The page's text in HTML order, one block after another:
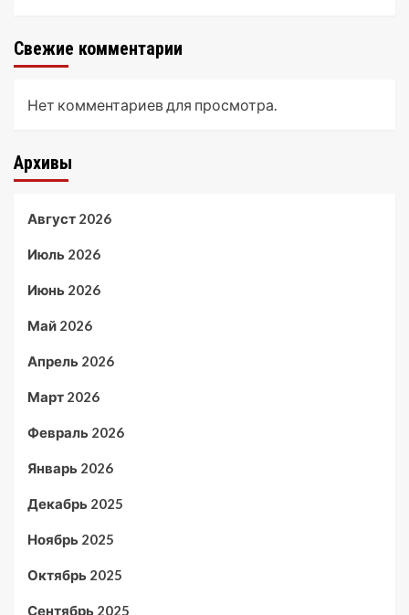
Свежие комментарии
Нет комментариев для просмотра.
Архивы
Август 2026
Июль 2026
Июнь 2026
Май 2026
Апрель 2026
Март 2026
Февраль 2026
Январь 2026
Декабрь 2025
Ноябрь 2025
Октябрь 2025
Сентябрь 2025